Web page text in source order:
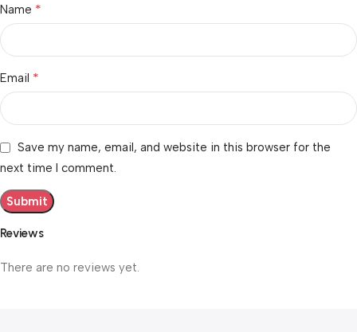
Reviews
There are no reviews yet.
Name *
Email *
Save my name, email, and website in this browser for the
next time I comment.